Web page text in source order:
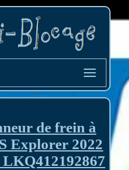
de frein à
Explorer 2022